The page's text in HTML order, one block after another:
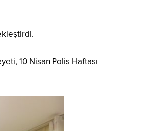
10 Nisan Polis Haftası